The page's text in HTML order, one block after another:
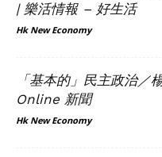
| 樂活情報 – 好生活
Hk New Economy
「基本的」民主政治
Online 新聞
Hk New Economy